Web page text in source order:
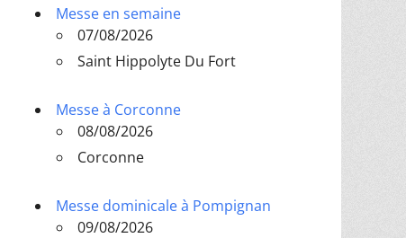
Messe en semaine
07/08/2026
Saint Hippolyte Du Fort
Messe à Corconne
08/08/2026
Corconne
Messe dominicale à Pompignan
09/08/2026